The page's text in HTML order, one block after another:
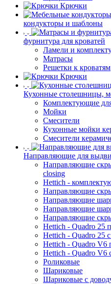
Крючки
кондукторы и шаблоны
фурнитура для кроватей
Ламели и
Матрасы
Решетки к кроватям
Крючки
Кухонные столешницы,
Комплектующие
Мойки
Смесители
Кухонные мойки
Смесители
Направляющие для
Направляющие
closing
Hettich -
Направляющие
Направляющие
Направляющие
Направляющие
Hettich - Quadro 25
Hettich - Quadro 25
Hettich - Quadro V6
Hettich - Quadro V6
Роликовые
Шариковые
Шариковые с